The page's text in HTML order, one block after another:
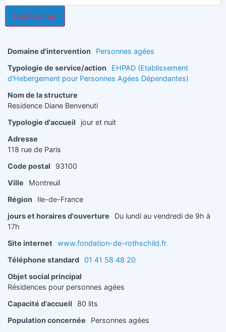
Domaine d'intervention
Personnes agées
Typologie de service/action
EHPAD (Etablissement
d'Hebergement pour Personnes Agées Dépendantes)
Nom de la structure
Residence Diane Benvenuti
Typologie d'accueil
jour et nuit
Adresse
118 rue de Paris
Code postal
93100
Ville
Montreuil
Région
Ile-de-France
jours et horaires d'ouverture
Du lundi au vendredi de 9h à
17h
Site internet
www.fondation-de-rothschild.fr
Téléphone standard 01 41 58 48 20
Objet social principal
Résidences pour personnes agées
Capacité d'accueil
80 lits
Population concernée
Personnes agées